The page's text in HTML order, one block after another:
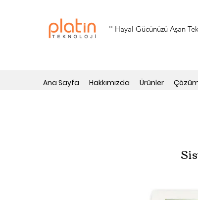
'' Hayal Gücünüzü Aşan
Ana Sayfa Hakkımızda Ürünler